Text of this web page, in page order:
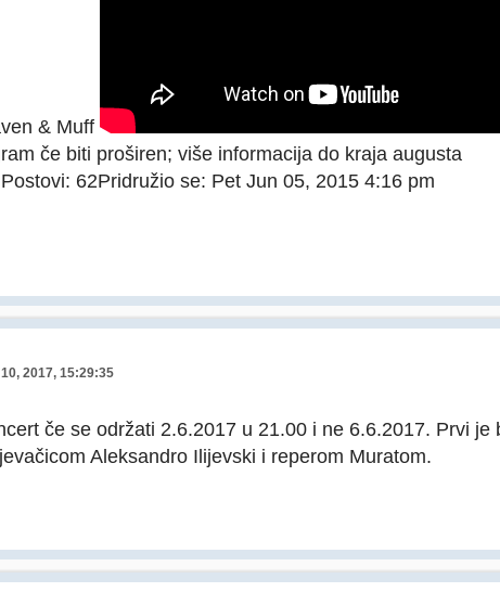
& Muff
če biti proširen; više informacija do kraja augusta
62Pridružio se: Pet Jun 05, 2015 4:16 pm
2017, 15:29:35
če se održati 2.6.2017 u 21.00 i ne 6.6.2017. Prvi
Aleksandro Ilijevski i reperom Muratom.